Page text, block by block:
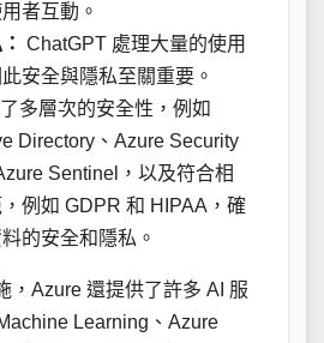
者互動。
ChatGPT 處理大量的使用
安全與隱私至關重要。
多層次的安全性，例如
Directory、Azure Security
Sentinel，以及符合相
例如 GDPR 和 HIPAA，確
的安全和隱私。
，Azure 還提供了許多 AI 服
Learning、Azure